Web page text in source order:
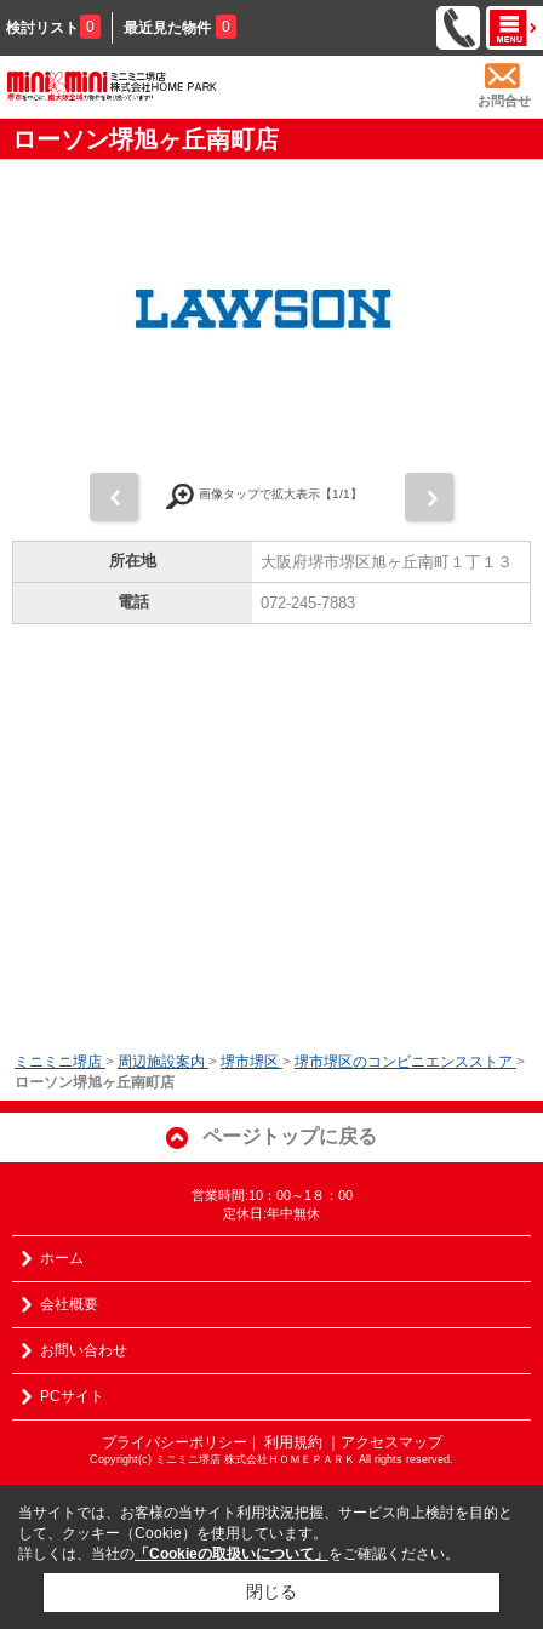
検討リスト 0 最近見た物件 0
お問合せ
ローソン堺旭ヶ丘南町店
画像タップで拡大表示【1/1】
所在地 大阪府堺市堺区旭ヶ丘南町１丁１３
電話 072-245-7883
ミニミニ堺店 > 周辺施設案内 > 堺市堺区 > 堺市堺区のコンビニエンスストア >
ローソン堺旭ヶ丘南町店
ページトップに戻る
営業時間:10：00～1８：00
定休日:年中無休
ホーム
会社概要
お問い合わせ
PCサイト
プライバシーポリシー ｜ 利用規約 ｜アクセスマップ
Copyright(c) ミニミニ堺店 株式会社ＨＯＭＥＰＡＲＫ All rights reserved.
当サイトでは、お客様の当サイト利用状況把握、サービス向上検討を目的と
して、クッキー（Cookie）を使用しています。
詳しくは、当社の 「Cookieの取扱いについて」 をご確認ください。
閉じる